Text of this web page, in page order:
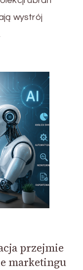
wystrój
przejmie
marketingu